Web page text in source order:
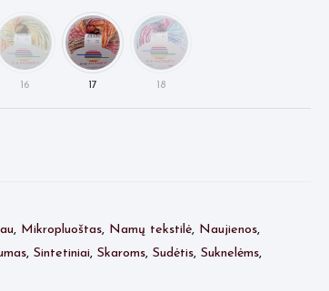
, Mikropluoštas, Namų tekstilė, Naujienos,
, Sintetiniai, Skaroms, Sudėtis, Suknelėms,